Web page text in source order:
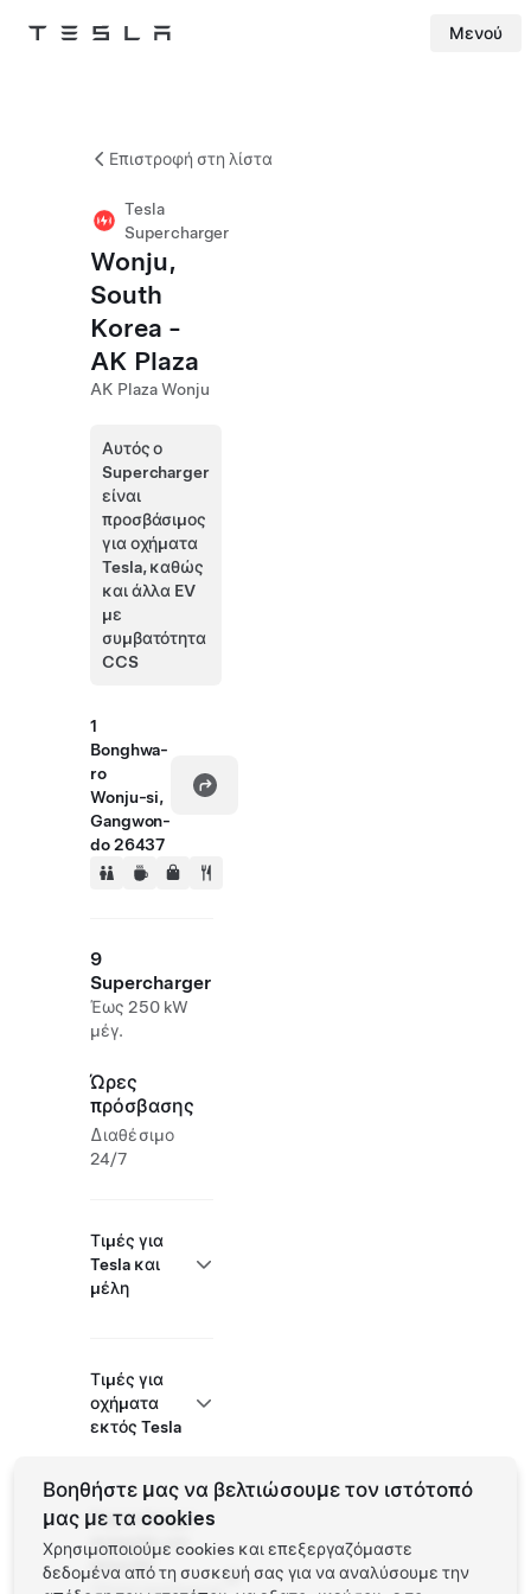
Tesla Μενού
Επιστροφή στη λίστα
Tesla
Supercharger
Wonju,
South
Korea -
AK Plaza
AK Plaza Wonju
Αυτός ο
Supercharger
είναι
προσβάσιμος
για οχήματα
Tesla, καθώς
και άλλα EV
με
συμβατότητα
CCS
1
Bonghwa-
ro
Wonju-si,
Gangwon-
do 26437
9
Supercharger
Έως 250 kW
μέγ.
Ώρες
πρόσβασης
Διαθέσιμο
24/7
Τιμές για
Tesla και
μέλη
Τιμές για
οχήματα
εκτός Tesla
Supercharger
ανοιχτός για
άλλα EV
Υποστηριζόμενα
Βοηθήστε μας να βελτιώσουμε τον ιστότοπό
μας με τα cookies
Χρησιμοποιούμε cookies και επεξεργαζόμαστε
δεδομένα από τη συσκευή σας για να αναλύσουμε την